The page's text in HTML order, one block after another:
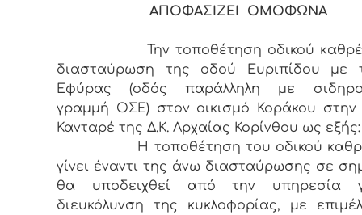
ΑΠΟΦΑΣΙΖΕΙ ΟΜΟΦΩΝΑ
Την τοποθέτηση οδικού
διασταύρωση της οδού Ευριπίδου με
Εφύρας (οδός παράλληλη με
γραμμή ΟΣΕ) στον οικισμό Κοράκου στην
Κανταρέ της Δ.Κ. Αρχαίας Κορίνθου ως εξής:
Η τοποθέτηση του οδικού
γίνει έναντι της άνω διασταύρωσης σε
θα υποδειχθεί από την υπηρεσία
διευκόλυνση της κυκλοφορίας, με